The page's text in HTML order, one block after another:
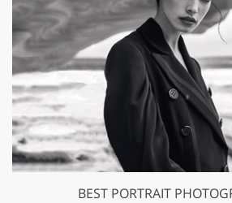
BEST PORTRAIT